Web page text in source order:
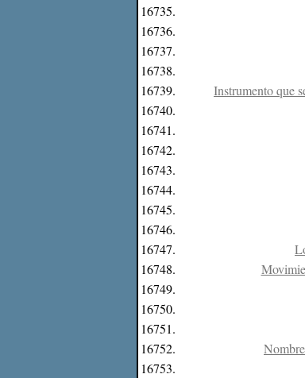
16735.
16736.
16737.
16738.
16739.
Instrumento que
16740.
16741.
16742.
16743.
16744.
16745.
16746.
16747.
16748.
16749.
16750.
16751.
16752.
16753.